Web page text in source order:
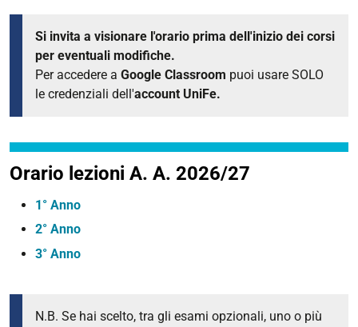
Si invita a visionare l'orario prima dell'inizio dei corsi
per eventuali modifiche.
Per accedere a Google Classroom puoi usare SOLO
le credenziali dell'account UniFe.
Orario lezioni A. A. 2026/27
1° Anno
2° Anno
3° Anno
N.B. Se hai scelto, tra gli esami opzionali, uno o più